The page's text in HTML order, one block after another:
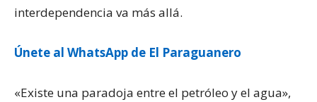
interdependencia va más allá.
Únete al WhatsApp de El Paraguanero
«Existe una paradoja entre el petróleo y el agua»,